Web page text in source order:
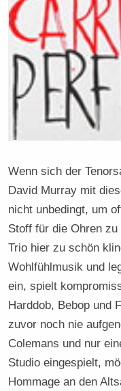
Wenn sich der
David Murray mit
nicht unbedingt, um
Stoff für die Ohren
Trio hier zu schön
Wohlfühlmusik und
ein, spielt
Harddob, Bebop und
zuvor noch nie
Colemans und nur
Studio eingespielt,
Hommage an den